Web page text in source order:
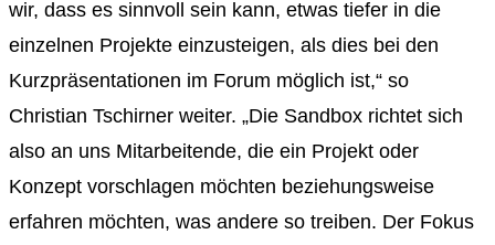
wir, dass es sinnvoll sein kann, etwas tiefer in die
einzelnen Projekte einzusteigen, als dies bei den
Kurzpräsentationen im Forum möglich ist,“ so
Christian Tschirner weiter. „Die Sandbox richtet sich
also an uns Mitarbeitende, die ein Projekt oder
Konzept vorschlagen möchten beziehungsweise
erfahren möchten, was andere so treiben. Der Fokus